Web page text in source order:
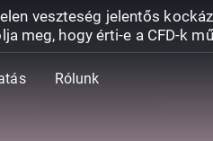
veszteség jelentős
meg, hogy érti-e a CFD-k
Rólunk